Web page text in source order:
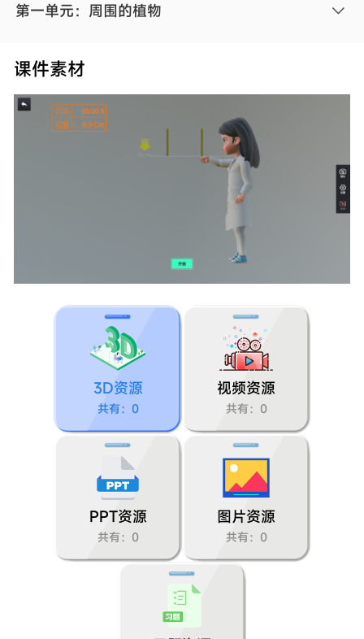
第一单元：周围的植物
3.植物长在哪里
第二单元：我们自己
1.我们的身体
3.游戏中的观察
4.气味告诉我们
5.通过感官来发现
6.观察与比较
课件素材
3D资源
共有：0
视频资源
共有：0
PPT资源
共有：0
图片资源
共有：0